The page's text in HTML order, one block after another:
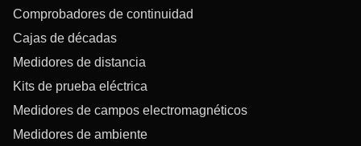
Comprobadores de continuidad
Cajas de décadas
Medidores de distancia
Kits de prueba eléctrica
Medidores de campos electromagnéticos
Medidores de ambiente